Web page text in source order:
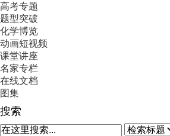
高考专题
题型突破
化学博览
动画短视频
课堂讲座
名家专栏
在线文档
图集
搜索